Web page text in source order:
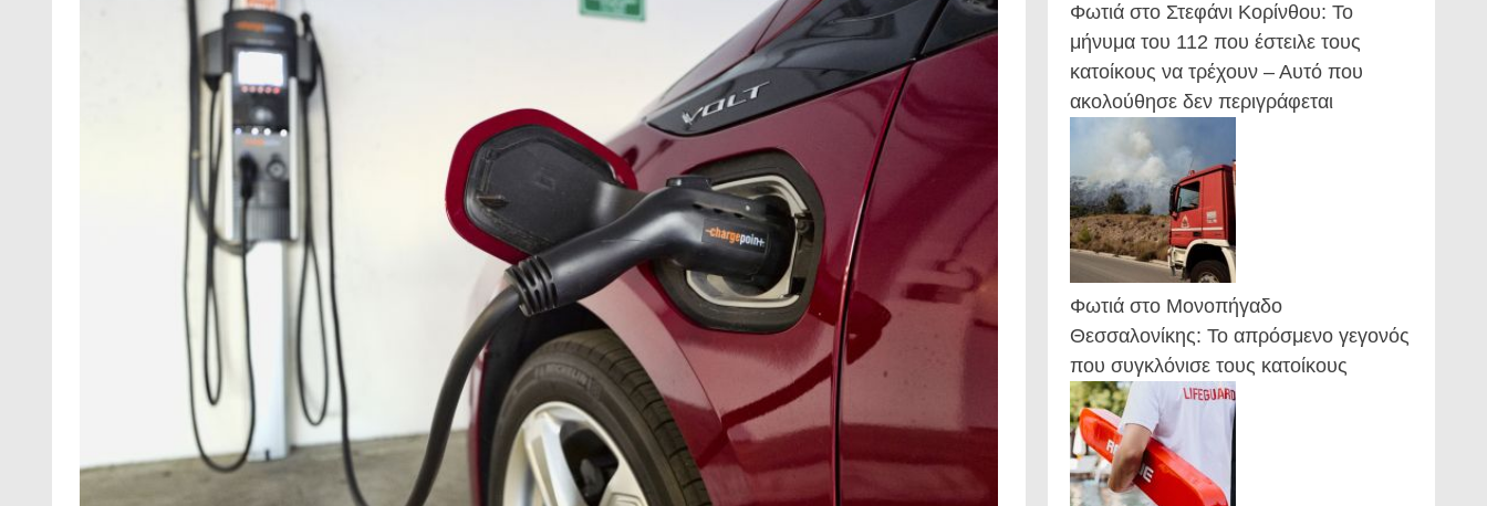
Φωτιά στο Στεφάνι Κορίνθου: Το
μήνυμα του 112 που έστειλε τους
κατοίκους να τρέχουν – Αυτό που
ακολούθησε δεν περιγράφεται
Φωτιά στο Μονοπήγαδο
Θεσσαλονίκης: Το απρόσμενο γεγονός
που συγκλόνισε τους κατοίκους